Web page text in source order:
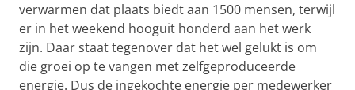
verwarmen dat plaats biedt aan 1500 mensen, terwijl
er in het weekend hooguit honderd aan het werk
zijn. Daar staat tegenover dat het wel gelukt is om
die groei op te vangen met zelfgeproduceerde
energie. Dus de ingekochte energie per medewerker